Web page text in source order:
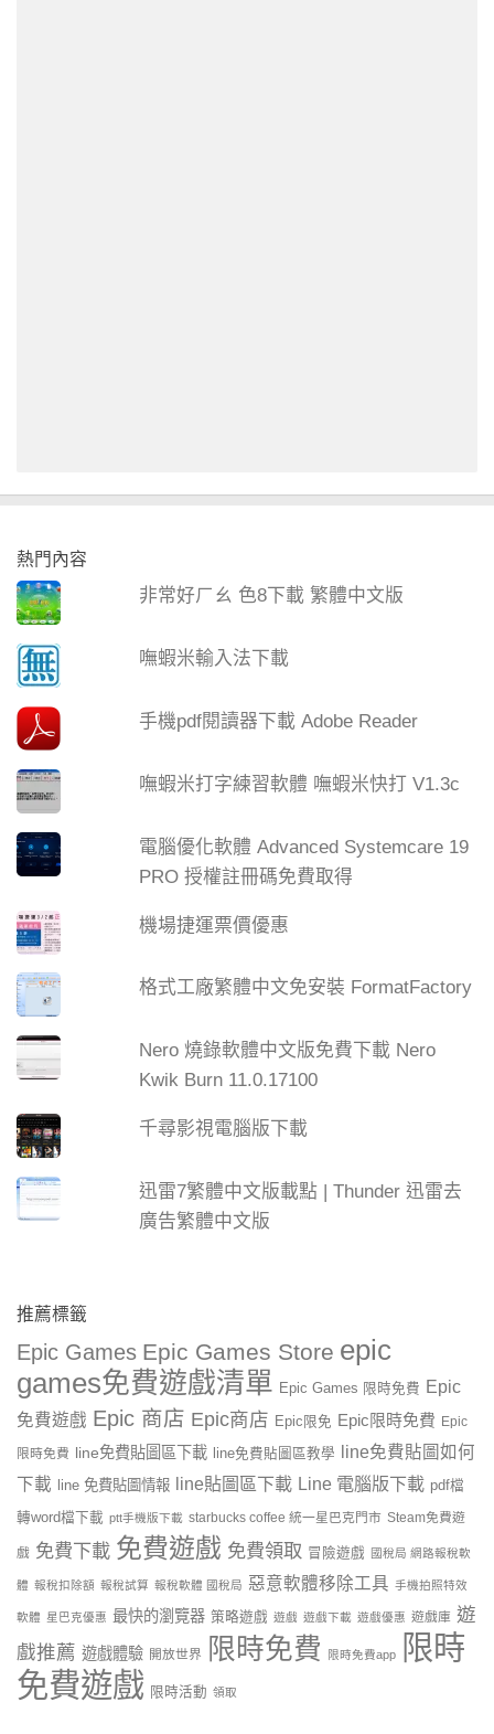
熱門內容
非常好ㄏㄠ 色8下載 繁體中文版
嘸蝦米輸入法下載
手機pdf閱讀器下載 Adobe Reader
嘸蝦米打字練習軟體 嘸蝦米快打 V1.3c
電腦優化軟體 Advanced Systemcare 19
PRO 授權註冊碼免費取得
機場捷運票價優惠
格式工廠繁體中文免安裝 FormatFactory
Nero 燒錄軟體中文版免費下載 Nero
Kwik Burn 11.0.17100
千尋影視電腦版下載
迅雷7繁體中文版載點 | Thunder 迅雷去
廣告繁體中文版
推薦標籤
Epic Games Epic Games Store epic
games免費遊戲清單 Epic Games 限時免費 Epic
免費遊戲 Epic 商店 Epic商店 Epic限免 Epic限時免費 Epic
限時免費 line免費貼圖區下載 line免費貼圖區教學
line免費貼圖如何
下載
line 免費貼圖情報 line貼圖區下載 Line 電腦版下載 pdf檔
轉word檔下載 ptt手機版下載 starbucks coffee 統一星巴克門市 Steam免費遊
戲 免費下載 免費遊戲 免費領取 冒險遊戲 國稅局 網路報稅軟
體 報稅扣除額 報稅試算 報稅軟體 國稅局 惡意軟體移除工具 手機拍照特效
軟體 星巴克優惠 最快的瀏覽器 策略遊戲 遊戲 遊戲下載 遊戲優惠 遊戲庫 遊
戲推薦 遊戲體驗 開放世界 限時免費 限時免費app
限時
免費遊戲 限時活動 領取